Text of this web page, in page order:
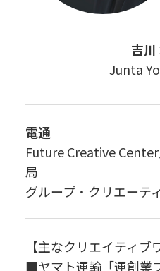
吉川
Junta
電通
Future Creative
局
グループ・クリエーテ
【主なクリエイティブ
■ヤマト運輸「運創業